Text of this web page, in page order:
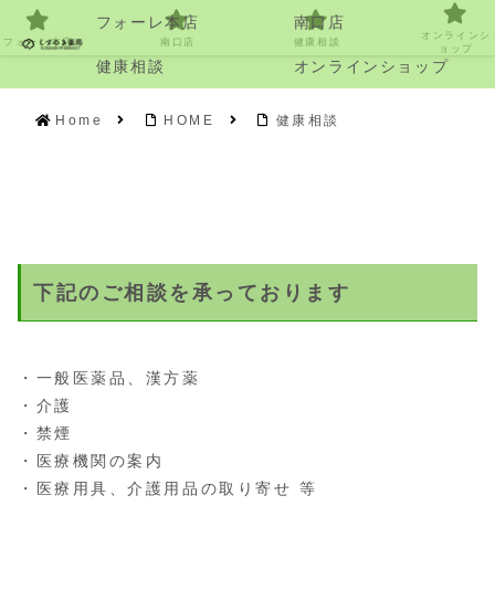
フォーレ本店 南口店
健康相談 オンラインショップ
Home HOME 健康相談
下記のご相談を承っております
・一般医薬品、漢方薬
・介護
・禁煙
・医療機関の案内
・医療用具、介護用品の取り寄せ 等
フォーレ本店 南口店 健康相談
オンラインシ
ョップ